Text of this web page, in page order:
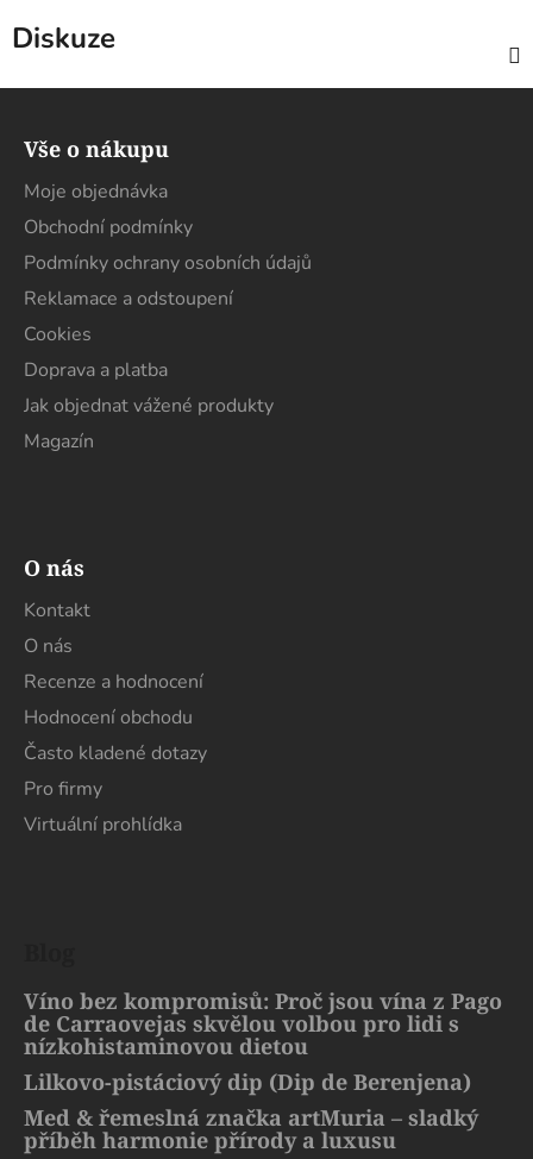
Diskuze
Vše o nákupu
Moje objednávka
Obchodní podmínky
Podmínky ochrany osobních údajů
Reklamace a odstoupení
Cookies
Doprava a platba
Jak objednat vážené produkty
Magazín
O nás
Kontakt
O nás
Recenze a hodnocení
Hodnocení obchodu
Často kladené dotazy
Pro firmy
Virtuální prohlídka
Víno bez kompromisů: Proč jsou vína z Pago
de Carraovejas skvělou volbou pro lidi s
nízkohistaminovou dietou
Lilkovo-pistáciový dip (Dip de Berenjena)
Med & řemeslná značka artMuria – sladký
příběh harmonie přírody a luxusu